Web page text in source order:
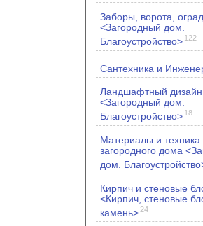
Заборы, ворота,
<Загородный дом.
Благоустройство> 122
Сантехника и
Ландшафтный дизайн
<Загородный дом.
Благоустройство> 18
Материалы и техника
загородного дома
дом.
Кирпич и стеновые
<Кирпич, стеновые
камень> 24